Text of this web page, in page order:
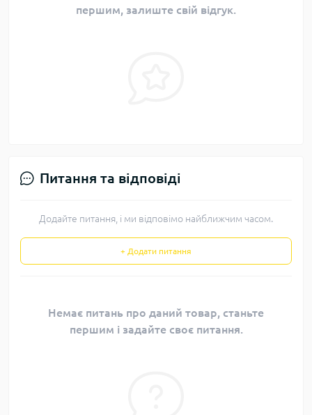
першим, залиште свій відгук.
Питання та відповіді
Додайте питання, і ми відповімо найближчим часом.
+ Додати питання
Немає питань про даний товар, станьте
першим і задайте своє питання.